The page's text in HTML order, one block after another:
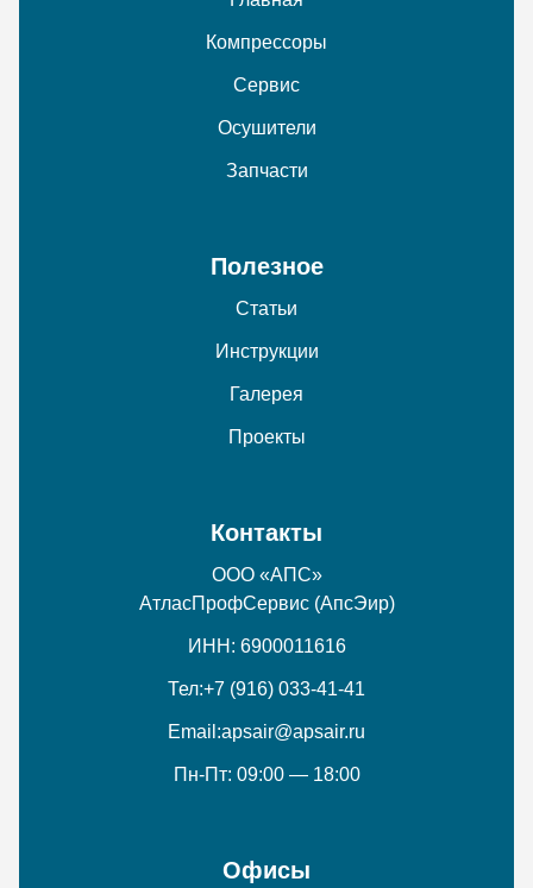
Компрессоры
Сервис
Осушители
Запчасти
Полезное
Статьи
Инструкции
Галерея
Проекты
Контакты
ООО «АПС»
АтласПрофСервис (АпсЭир)
ИНН: 6900011616
Тел:+7 (916) 033-41-41
Email:apsair@apsair.ru
Пн-Пт: 09:00 — 18:00
Офисы